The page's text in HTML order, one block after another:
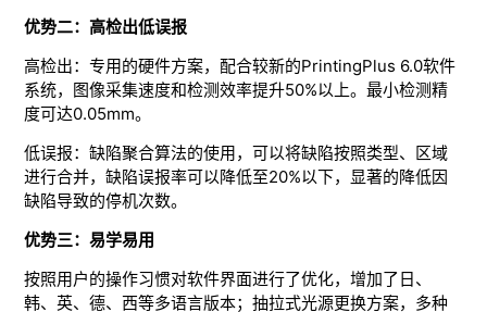
优势二：高检出低误报
高检出：专用的硬件方案，配合较新的PrintingPlus 6.0软件
系统，图像采集速度和检测效率提升50%以上。最小检测精
度可达0.05mm。
低误报：缺陷聚合算法的使用，可以将缺陷按照类型、区域
进行合并，缺陷误报率可以降低至20%以下，显著的降低因
缺陷导致的停机次数。
优势三：易学易用
按照用户的操作习惯对软件界面进行了优化，增加了日、
韩、英、德、西等多语言版本；抽拉式光源更换方案，多种